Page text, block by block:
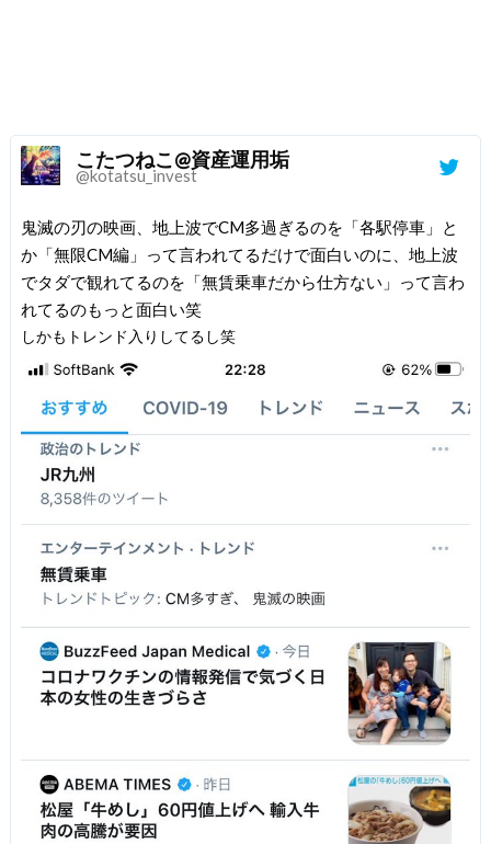
こたつねこ@資産運用垢
@kotatsu_invest
鬼滅の刃の映画、地上波でCM多過ぎるのを「各駅停車」と
か「無限CM編」って言われてるだけで面白いのに、地上波
でタダで観れてるのを「無賃乗車だから仕方ない」って言わ
れてるのもっと面白い笑
しかもトレンド入りしてるし笑